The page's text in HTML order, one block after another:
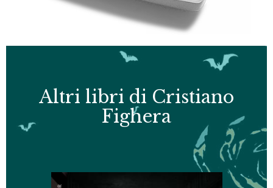
Altri libri di Cristiano
Fighera